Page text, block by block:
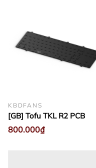
KBDFANS
[GB] Tofu TKL R2 PCB
800.000₫